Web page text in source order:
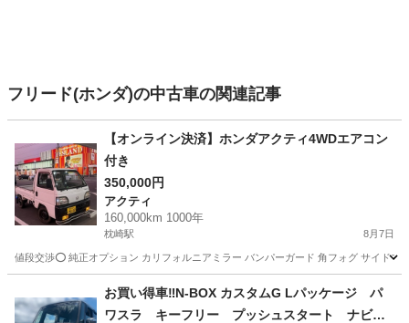
フリード(ホンダ)の中古車の関連記事
【オンライン決済】ホンダアクティ4WDエアコン
付き
350,000円
アクティ
160,000km 1000年
枕崎駅 8月7日
値段交渉⭕️ 純正オプション カリフォルニアミラー バンパーガード 角フォグ サイド
南さつま市 枕崎駅 アクティ
お買い得車‼️N-BOX カスタムG Lパッケージ パ
ワスラ キーフリー プッシュスタート ナビ